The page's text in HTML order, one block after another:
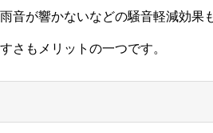
音が響かないなどの騒音軽減効果
さもメリットの一つです。